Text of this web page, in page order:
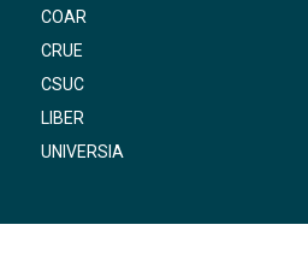
COAR
CRUE
CSUC
LIBER
UNIVERSIA